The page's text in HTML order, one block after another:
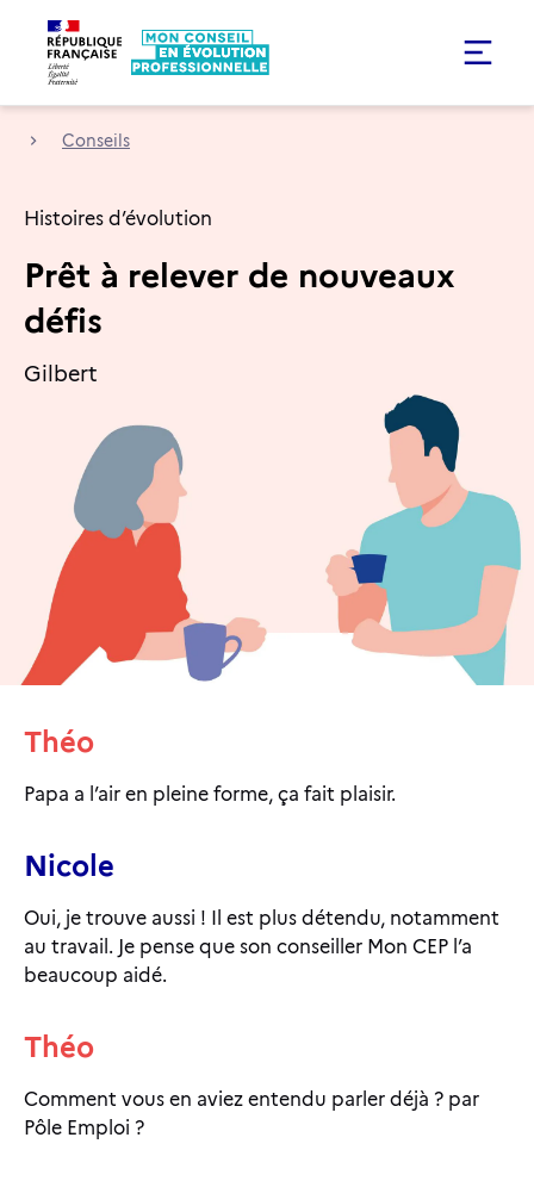
Conseils
Histoires d’évolution
Prêt à relever de nouveaux
défis
Gilbert
Théo
Papa a l’air en pleine forme, ça fait plaisir.
Nicole
Oui, je trouve aussi ! Il est plus détendu, notamment
au travail. Je pense que son conseiller Mon CEP l’a
beaucoup aidé.
Théo
Comment vous en aviez entendu parler déjà ? par
Pôle Emploi ?